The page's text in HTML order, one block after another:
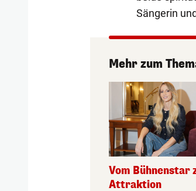
Sängerin
Mehr zum
Vom Bühnenstar
Attraktion